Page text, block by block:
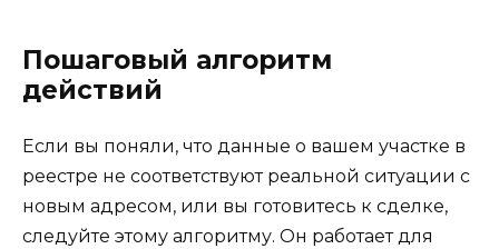
Пошаговый алгоритм
действий
Если вы поняли, что данные о вашем участке в
реестре не соответствуют реальной ситуации с
новым адресом, или вы готовитесь к сделке,
следуйте этому алгоритму. Он работает для